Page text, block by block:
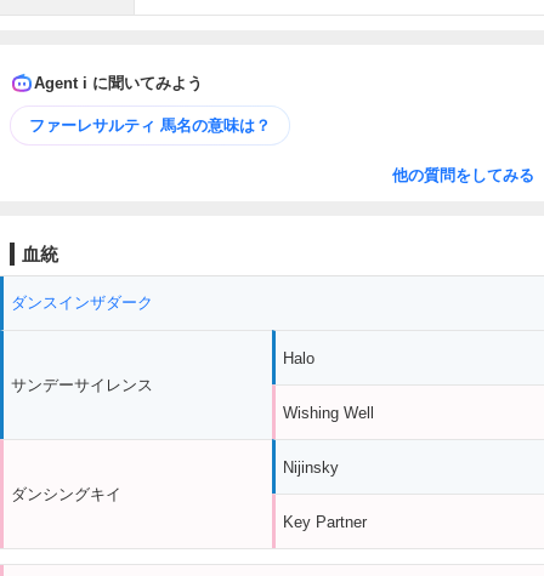
Agent i に聞いてみよう
ファーレサルティ 馬名の意味は？
他の質問をしてみる
血統
ダンスインザダーク
サンデーサイレンス
ダンシングキイ
Halo
Wishing Well
Nijinsky
Key Partner